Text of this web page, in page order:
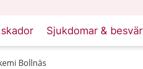
Sjukdomar & besvär
Bollnäs